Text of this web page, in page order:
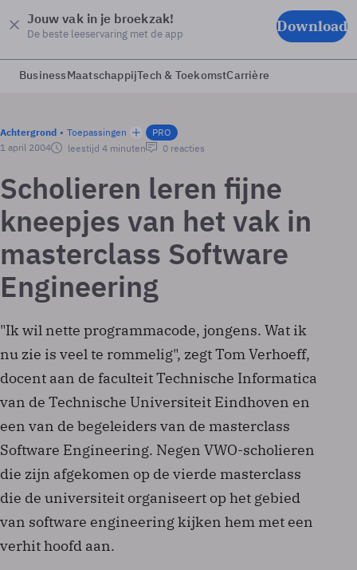
Jouw vak in je broekzak!
De beste leeservaring met de app Download
BusinessMaatschappijTech & ToekomstCarrière
Achtergrond Toepassingen
PRO
1 april 2004
leestijd 4 minuten 0 reacties
Scholieren leren fijne
kneepjes van het vak in
masterclass Software
Engineering
"Ik wil nette programmacode, jongens. Wat ik
nu zie is veel te rommelig", zegt Tom Verhoeff,
docent aan de faculteit Technische Informatica
van de Technische Universiteit Eindhoven en
een van de begeleiders van de masterclass
Software Engineering. Negen VWO-scholieren
die zijn afgekomen op de vierde masterclass
die de universiteit organiseert op het gebied
van software engineering kijken hem met een
verhit hoofd aan.